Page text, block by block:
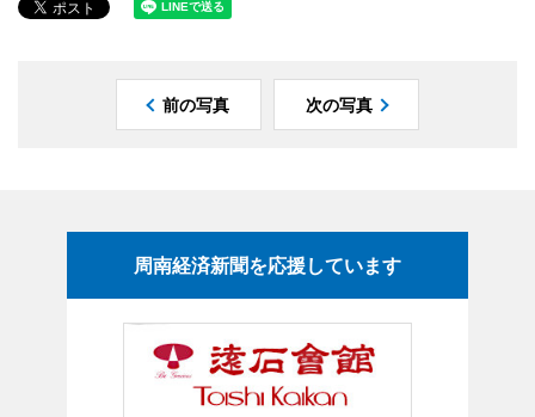
前の写真 次の写真
周南経済新聞を応援しています